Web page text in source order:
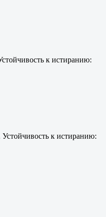
к истиранию:
к истиранию: